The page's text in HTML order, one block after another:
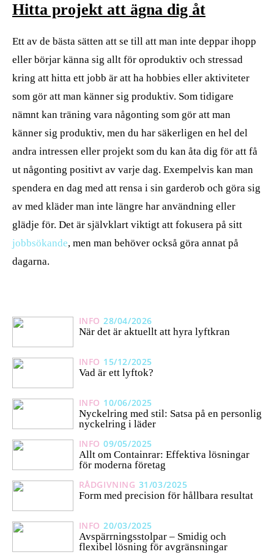
Hitta projekt att ägna dig åt
Ett av de bästa sätten att se till att man inte deppar ihopp
eller börjar känna sig allt för oproduktiv och stressad
kring att hitta ett jobb är att ha hobbies eller aktiviteter
som gör att man känner sig produktiv. Som tidigare
nämnt kan träning vara någonting som gör att man
känner sig produktiv, men du har säkerligen en hel del
andra intressen eller projekt som du kan åta dig för att få
ut någonting positivt av varje dag. Exempelvis kan man
spendera en dag med att rensa i sin garderob och göra sig
av med kläder man inte längre har användning eller
glädje för. Det är självklart viktigt att fokusera på sitt
jobbsökande, men man behöver också göra annat på
dagarna.
INFO 28/04/2026
När det är aktuellt att hyra lyftkran
INFO 15/12/2025
Vad är ett lyftok?
INFO 10/06/2025
Nyckelring med stil: Satsa på en personlig
nyckelring i läder
INFO 09/05/2025
Allt om Containrar: Effektiva lösningar
för moderna företag
RÅDGIVNING 31/03/2025
Form med precision för hållbara resultat
INFO 20/03/2025
Avspärrningsstolpar – Smidig och
flexibel lösning för avgränsningar